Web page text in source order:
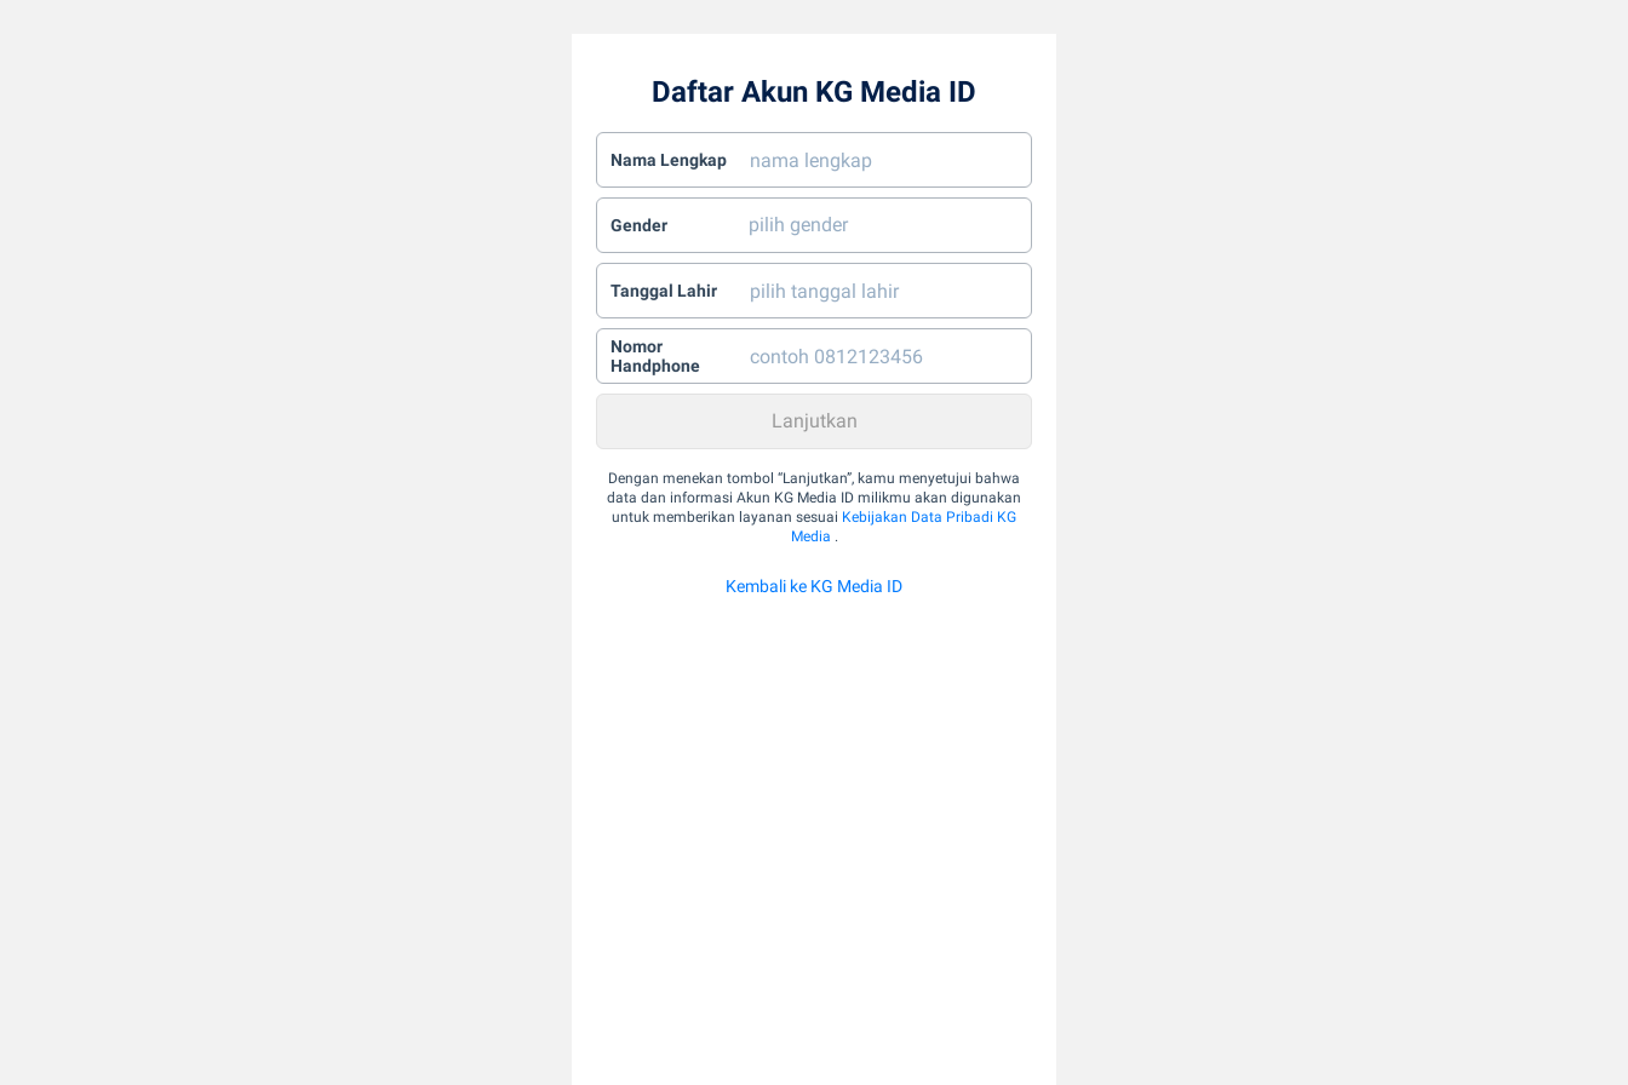
Daftar Akun KG Media ID
Nama Lengkap
Gender
Tanggal Lahir
Nomor
Handphone
Dengan menekan tombol “Lanjutkan”, kamu menyetujui bahwa
data dan informasi Akun KG Media ID milikmu akan digunakan
untuk memberikan layanan sesuai Kebijakan Data Pribadi KG
Media .
Kembali ke KG Media ID